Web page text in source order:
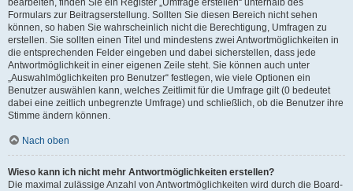
bearbeiten, finden Sie ein Register „Umfrage erstellen“ unterhalb des
Formulars zur Beitragserstellung. Sollten Sie diesen Bereich nicht sehen
können, so haben Sie wahrscheinlich nicht die Berechtigung, Umfragen zu
erstellen. Sie sollten einen Titel und mindestens zwei Antwortmöglichkeiten in
die entsprechenden Felder eingeben und dabei sicherstellen, dass jede
Antwortmöglichkeit in einer eigenen Zeile steht. Sie können auch unter
„Auswahlmöglichkeiten pro Benutzer“ festlegen, wie viele Optionen ein
Benutzer auswählen kann, welches Zeitlimit für die Umfrage gilt (0 bedeutet
dabei eine zeitlich unbegrenzte Umfrage) und schließlich, ob die Benutzer ihre
Stimme ändern können.
Nach oben
Wieso kann ich nicht mehr Antwortmöglichkeiten erstellen?
Die maximal zulässige Anzahl von Antwortmöglichkeiten wird durch die Board-